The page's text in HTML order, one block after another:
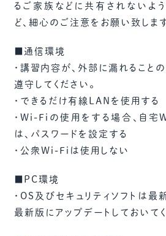
るご家族などに共有されないよう
ど、細心のご注意をお願い致します
■通信環境
・講習内容が、外部に漏れること
遵守してください。
・できるだけ有線LANを使用する
・Wi-Fiの使用をする場合、自
は、パスワードを設定する
・公衆Wi-Fiは使用しない
■PC環境
・OS及びセキュリティソフトは最
最新版にアップデートしておいてく